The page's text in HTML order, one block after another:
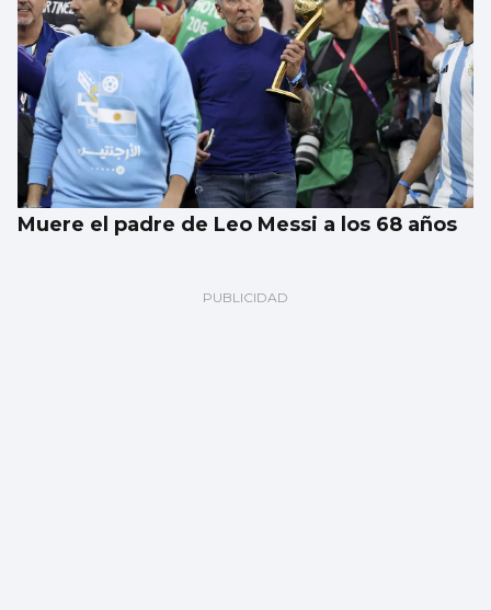
Muere el padre de Leo Messi a los 68 años